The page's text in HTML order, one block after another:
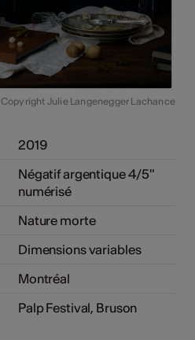
Copyright Julie Langenegger Lachance
2019
Négatif argentique 4/5"
numérisé
Nature morte
Dimensions variables
Montréal
Palp Festival, Bruson